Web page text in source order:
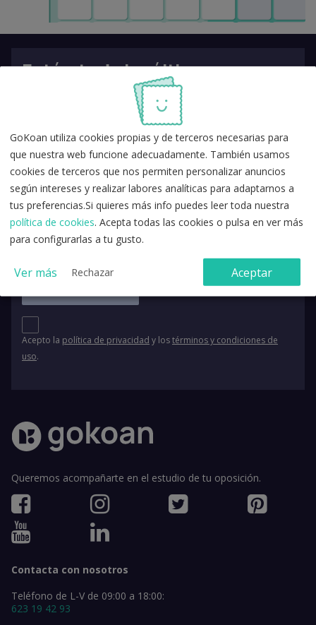
Entérate de las últimas
novedades en oposiciones
Acepto la política de privacidad y lostérminos y condiciones de
uso.
Queremos acompañarte en el estudio de tu oposición.
Contacta con nosotros
Teléfono de L-V de 09:00 a 18:00:
623 19 42 93
GoKoan utiliza cookies propias y de terceros necesarias para
que nuestra web funcione adecuadamente. También usamos
cookies de terceros que nos permiten personalizar anuncios
según intereses y realizar labores analíticas para adaptarnos a
tus preferencias.Si quieres más info puedes leer toda nuestra
política de cookies. Acepta todas las cookies o pulsa en ver más
para configurarlas a tu gusto.
Ver más Rechazar Aceptar